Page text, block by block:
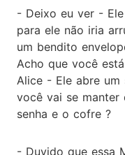
- Deixo eu ver -
para ele não iria
um bendito
Acho que você
Alice - Ele abre
você vai se manter
senha e o cofre ?
- Duvido que essa